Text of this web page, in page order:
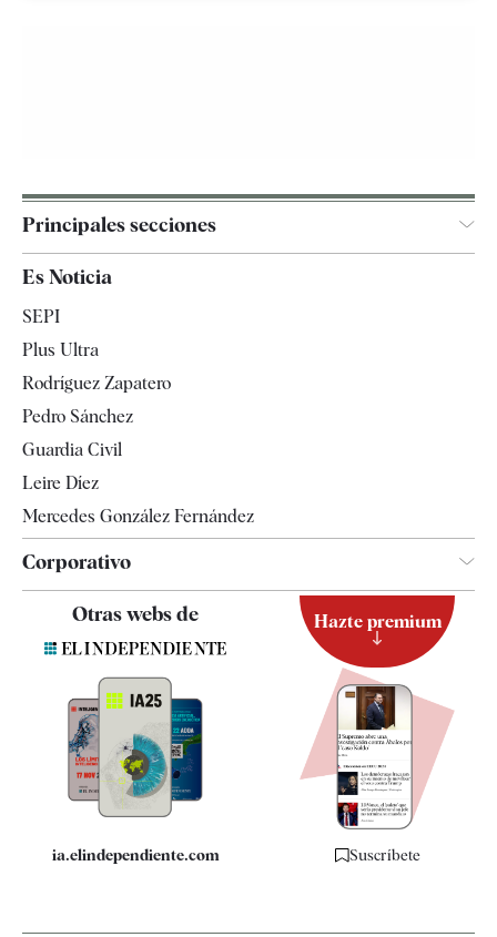
Principales secciones
Televisión
Es Noticia
SEPI
Plus Ultra
Rodríguez Zapatero
Pedro Sánchez
Guardia Civil
Leire Díez
Mercedes González Fernández
Corporativo
Quiénes somos
Especificaciones
Otras webs de
ia.elindependiente.com
Hazte premium
Suscríbete